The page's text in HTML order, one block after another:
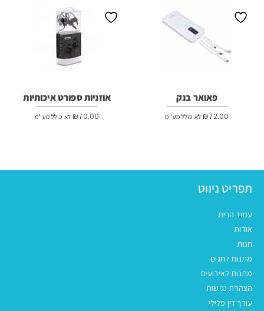
פאואר בנק
₪72.00 לא כולל מע"מ
אוזניות ספורט איכותיות
₪70.00 לא כולל מע"מ
תפריט ניווט
עמוד הבית
אודות
חנות
מתנות לחגים
מתנות לאירועים
הצהרת נגישות
עורך דין פלילי